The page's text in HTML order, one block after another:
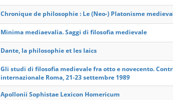
Chronique de philosophie : Le (Neo-) Platonisme
Minima mediaevalia. Saggi di filosofia medievale
Dante, la philosophie et les laics
Gli studi di filosofia medievale fra otto e novecento.
internazionale Roma, 21-23 settembre 1989
Apollonii Sophistae Lexicon Homericum